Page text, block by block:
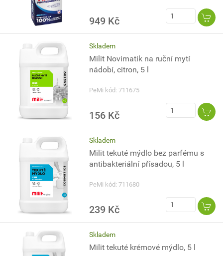
949 Kč
Skladem
Milit Novimatik na ruční mytí
nádobí, citron, 5 l
PeMi kód: 711675
156 Kč
Skladem
Milit tekuté mýdlo bez parfému s
antibakteriální přísadou, 5 l
PeMi kód: 711680
239 Kč
Skladem
Milit tekuté krémové mýdlo, 5 l